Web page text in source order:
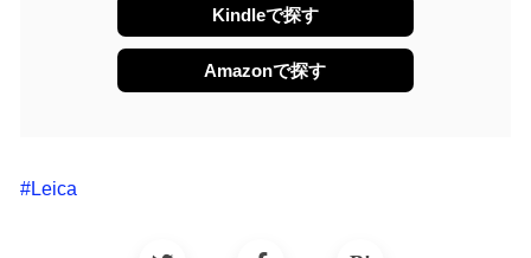
Kindleで探す
Amazonで探す
#Leica